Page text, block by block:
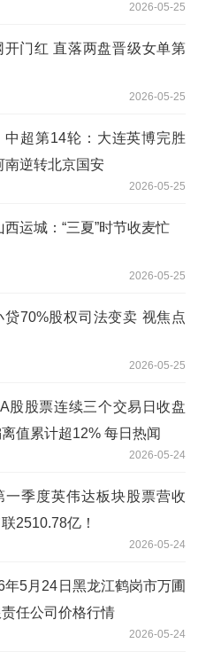
2026-05-25
开门红 直落两盘晋级女单第
2026-05-25
中超第14轮：大连英博完胜
南逆转北京国安
2026-05-25
运城：“三夏”时节收麦忙
2026-05-25
贷70%股权司法变卖 视焦点
2026-05-25
股股票连续三个交易日收盘
值累计超12% 每日热闻
2026-05-24
一季度英伟达板块股票营收
2510.78亿！
2026-05-24
年5月24日黑龙江鹤岗市万圃
任公司价格行情
2026-05-24